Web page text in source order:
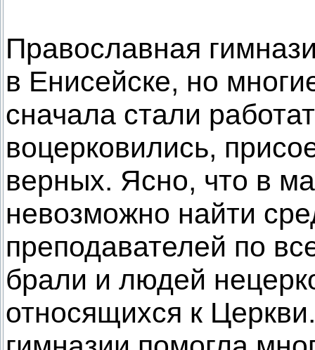
Православная
в Енисейске, но
сначала стали
воцерковились,
верных. Ясно, что в
невозможно найти
преподавателей по
брали и людей
относящихся к